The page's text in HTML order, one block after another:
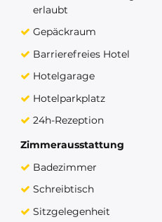
erlaubt
Gepäckraum
Barrierefreies Hotel
Hotelgarage
Hotelparkplatz
24h-Rezeption
Zimmerausstattung
Badezimmer
Schreibtisch
Sitzgelegenheit